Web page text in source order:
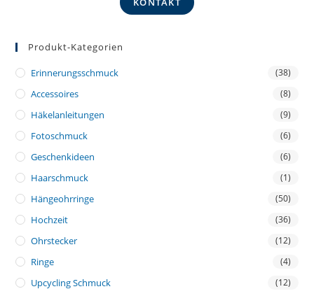
Produkt-Kategorien
Erinnerungsschmuck (38)
Accessoires (8)
Häkelanleitungen (9)
Fotoschmuck (6)
Geschenkideen (6)
Haarschmuck (1)
Hängeohrringe (50)
Hochzeit (36)
Ohrstecker (12)
Ringe (4)
Upcycling Schmuck (12)